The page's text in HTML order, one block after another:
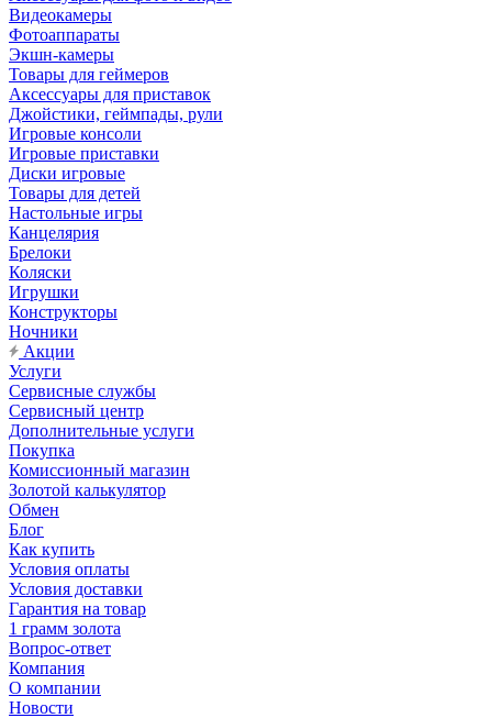
Видеокамеры
Фотоаппараты
Экшн-камеры
Товары для геймеров
Аксессуары для приставок
Джойстики, геймпады, рули
Игровые консоли
Игровые приставки
Диски игровые
Товары для детей
Настольные игры
Канцелярия
Брелоки
Коляски
Игрушки
Конструкторы
Ночники
Акции
Услуги
Сервисные службы
Сервисный центр
Дополнительные услуги
Покупка
Комиссионный магазин
Золотой калькулятор
Обмен
Блог
Как купить
Условия оплаты
Условия доставки
Гарантия на товар
1 грамм золота
Вопрос-ответ
Компания
О компании
Новости